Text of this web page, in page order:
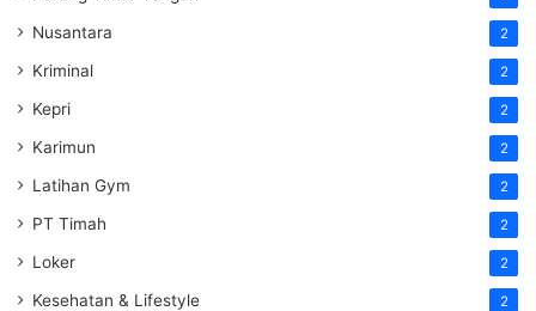
Nusantara 2
Kriminal 2
Kepri 2
Karimun 2
Latihan Gym 2
PT Timah 2
Loker 2
Kesehatan & Lifestyle 2